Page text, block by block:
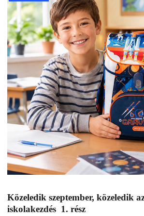
Közeledik szeptember, közeledik
iskolakezdés 1. rész